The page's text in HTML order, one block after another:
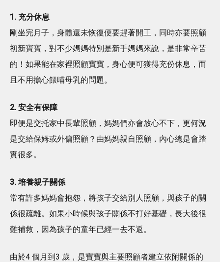
1. 充分休息
剛坐完月子，身體還未恢復便要趕著開工，同時亦要照顧
初新寶寶，對不少媽媽特別是新手媽媽來說，是非常辛苦
的！如果能在家裡照顧寶寶，身心便可獲得充份休息，而
且不用擔心餵哺母乳的問題。
2. 安全有保障
即便是交托家中長輩照顧，媽媽們亦會放心不下，更何況
是交給保姆或外傭照顧？由媽媽親自照顧，內心總是會踏
實很多。
3. 培養親子關係
常有許多媽媽會抱怨，將孩子交給別人照顧，與孩子的關
係很疏離。如果小時候與孩子關係不打好基礎，長大後很
難補救，因為孩子的童年已經一去不返。
由於4 個月到3 歲，是寶寶與主要照顧者建立依附關係的